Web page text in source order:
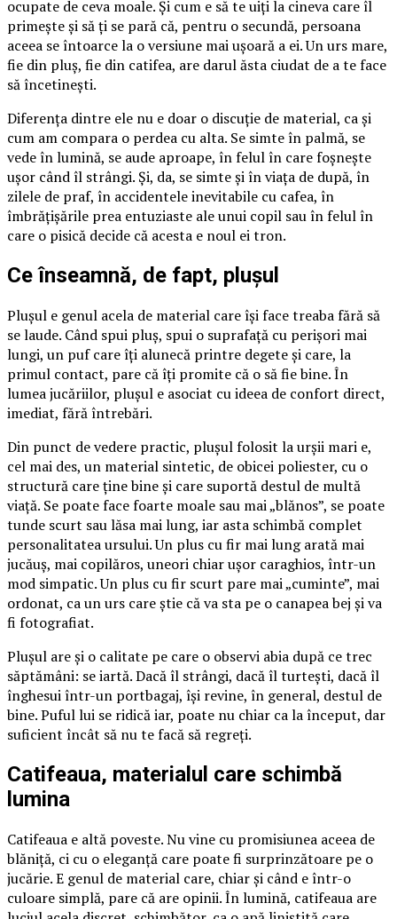
ocupate de ceva moale. Și cum e să te uiți la cineva care îl
primește și să ți se pară că, pentru o secundă, persoana
aceea se întoarce la o versiune mai ușoară a ei. Un urs mare,
fie din pluș, fie din catifea, are darul ăsta ciudat de a te face
să încetinești.
Diferența dintre ele nu e doar o discuție de material, ca și
cum am compara o perdea cu alta. Se simte în palmă, se
vede în lumină, se aude aproape, în felul în care foșnește
ușor când îl strângi. Și, da, se simte și în viața de după, în
zilele de praf, în accidentele inevitabile cu cafea, în
îmbrățișările prea entuziaste ale unui copil sau în felul în
care o pisică decide că acesta e noul ei tron.
Ce înseamnă, de fapt, plușul
Plușul e genul acela de material care își face treaba fără să
se laude. Când spui pluș, spui o suprafață cu perișori mai
lungi, un puf care îți alunecă printre degete și care, la
primul contact, pare că îți promite că o să fie bine. În
lumea jucăriilor, plușul e asociat cu ideea de confort direct,
imediat, fără întrebări.
Din punct de vedere practic, plușul folosit la urșii mari e,
cel mai des, un material sintetic, de obicei poliester, cu o
structură care ține bine și care suportă destul de multă
viață. Se poate face foarte moale sau mai „blănos”, se poate
tunde scurt sau lăsa mai lung, iar asta schimbă complet
personalitatea ursului. Un plus cu fir mai lung arată mai
jucăuș, mai copilăros, uneori chiar ușor caraghios, într-un
mod simpatic. Un plus cu fir scurt pare mai „cuminte”, mai
ordonat, ca un urs care știe că va sta pe o canapea bej și va
fi fotografiat.
Plușul are și o calitate pe care o observi abia după ce trec
săptămâni: se iartă. Dacă îl strângi, dacă îl turtești, dacă îl
înghesui într-un portbagaj, își revine, în general, destul de
bine. Puful lui se ridică iar, poate nu chiar ca la început, dar
suficient încât să nu te facă să regreți.
Catifeaua, materialul care schimbă
lumina
Catifeaua e altă poveste. Nu vine cu promisiunea aceea de
blăniță, ci cu o eleganță care poate fi surprinzătoare pe o
jucărie. E genul de material care, chiar și când e într-o
culoare simplă, pare că are opinii. În lumină, catifeaua are